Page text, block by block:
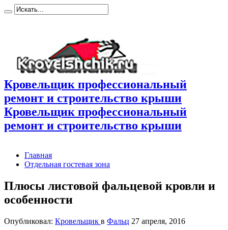
Кровельщик профессиональный
ремонт и строительство крыши
Кровельщик профессиональный
ремонт и строительство крыши
Главная
Отдельная гостевая зона
Плюсы листовой фальцевой кровли и
особенности
Опубликовал: Кровельщик в Фальц 27 апреля, 2016